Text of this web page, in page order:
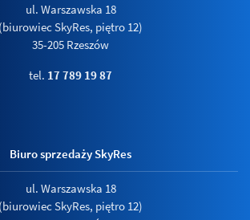
ul. Warszawska 18
(biurowiec SkyRes, piętro 12)
35-205 Rzeszów
tel. 17 789 19 87
Biuro sprzedaży SkyRes
ul. Warszawska 18
(biurowiec SkyRes, piętro 12)